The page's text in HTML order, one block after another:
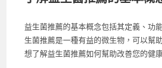
益生菌推薦的基本概念包括其定義、功
生菌推薦是一種有益的微生物，可以幫
想了解益生菌推薦如何幫助改善您的健